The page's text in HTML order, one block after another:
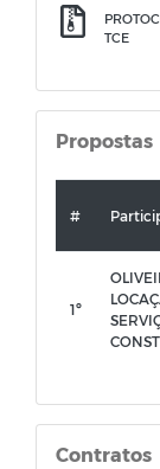
TCE
Propostas
#
1º
Contratos